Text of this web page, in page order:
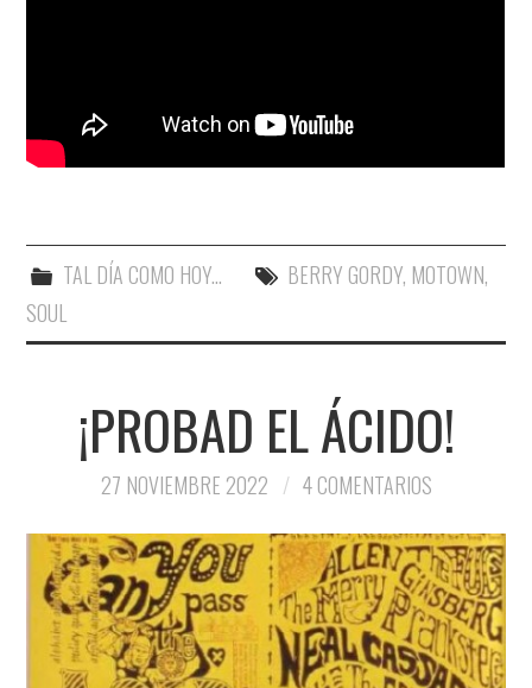
TAL DÍA COMO HOY... BERRY GORDY, MOTOWN,
SOUL
¡PROBAD EL ÁCIDO!
27 NOVIEMBRE 2022 4 COMENTARIOS